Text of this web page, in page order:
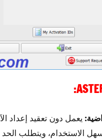
يعمل دون تعقيد إعداد
الاستخدام، ويتطلب الحد